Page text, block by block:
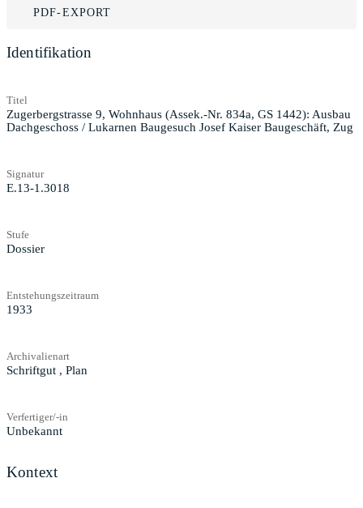
PDF-EXPORT
Identifikation
Titel
Zugerbergstrasse 9, Wohnhaus (Assek.-Nr. 834a, GS 1442): Ausbau
Dachgeschoss / Lukarnen Baugesuch Josef Kaiser Baugeschäft, Zug
Signatur
E.13-1.3018
Stufe
Dossier
Entstehungszeitraum
1933
Archivalienart
Schriftgut , Plan
Verfertiger/-in
Unbekannt
Kontext